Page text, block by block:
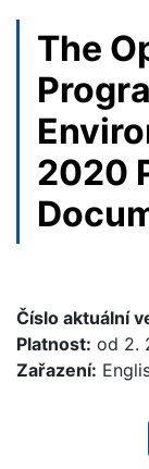
The
2020
Číslo aktuální
Platnost: od 2.
Zařazení: